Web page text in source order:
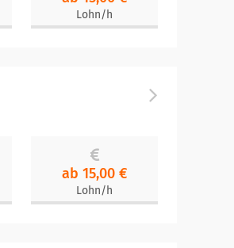
Lohn/h
ab 15,00 €
Lohn/h